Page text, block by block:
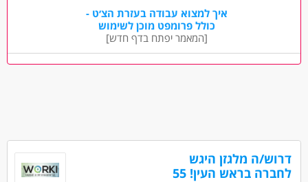
נהגים, רכב ותחבורה - נהג/ת חלוקה
נהגים, רכב ותחבורה - נהג/ת שינוע
איך למצוא עבודה בעזרת הצ׳ט -
כולל פרומפט מוכן לשימוש
[המאמר יפתח בדף חדש]
דרוש/ה מלגזן היגש
לחברה בראש העין! 55